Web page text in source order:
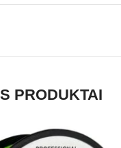
PRODUKTAI